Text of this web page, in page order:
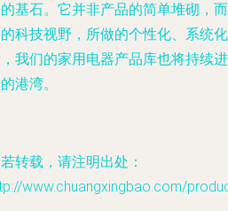
基石。它并非产品的简单堆砌，
科技视野，所做的个性化、系统
我们的家用电器产品库也将持续
港湾。
转载，请注明出处：
www.chuangxingbao.com/